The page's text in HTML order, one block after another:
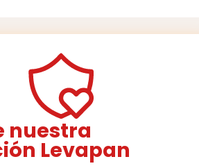
nuestra
Levapan